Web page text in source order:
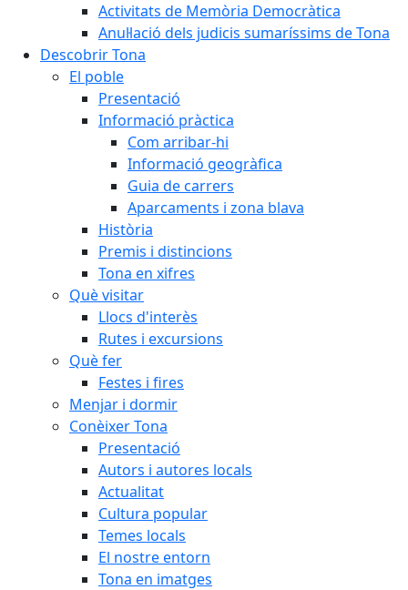
Activitats de Memòria Democràtica
Anul·lació dels judicis sumaríssims de Tona
Descobrir Tona
El poble
Presentació
Informació pràctica
Com arribar-hi
Informació geogràfica
Guia de carrers
Aparcaments i zona blava
Història
Premis i distincions
Tona en xifres
Què visitar
Llocs d'interès
Rutes i excursions
Què fer
Festes i fires
Menjar i dormir
Conèixer Tona
Presentació
Autors i autores locals
Actualitat
Cultura popular
Temes locals
El nostre entorn
Tona en imatges